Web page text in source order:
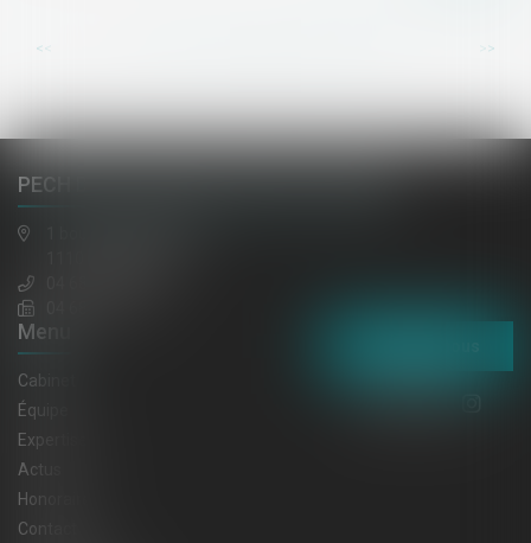
<< >>
PECH DE LACLAUSE, JAULIN, EL HAZMI
Menu
Cabinet
Équipe
Expertises
Actus
Honoraires
Contact